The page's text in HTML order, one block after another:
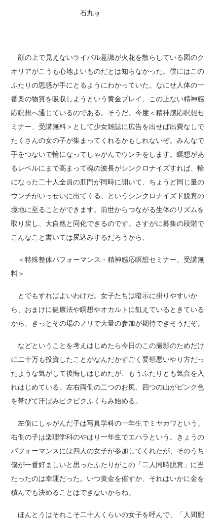
石丸 φ
顔の上で見えないライバル意識が火花を散らしている図のク
オリアがこうも心地よいものだとは知らなかった。僕にはこの
ふたりの思惑が手にとるようにわかっていた。なにせ人体の一
番奥の物質を吸収しようという黄金プレイ、この上ない精神感
応瞑想へ通じているのである。そうだ。今度＜精神感応瞑想セ
ミナー、受講無料＞として少女雑誌に広告を出せば出費なしで
たくさんの女の子が集まってくれるかもしれないぞ。みんなで
手をつないで輪になってしゃがんでウンチをします。瞑想があ
るレベルにまで高まって魂の波長がシンクロナイズすれば、輪
になった二十人全員の肛門が同時に開いて、ちょうど同じ量の
ウンチがいっせいに出てくる、というシンクロナイズド脱糞の
境地に至ることができます。前世からつながる生体のリズムを
取り戻し、大自然と同化できるのです。さすがに募集の段階で
こんなこと書いては尻込みするだろうから、
＜特殊整体パフォーマンス・精神感応瞑想セミナー、受講無
料＞
とでもすればよいわけだ。女子たちは暗示に掛りやすいか
ら、おまけに健康法や瞑想やオカルトに飢えているときている
から、きっとその場のノリで大量の参加が期待できそうだぞ。
などということを考えはじめたら今日のこの撮影のためだけ
に二十万も投資したことがなんだかすごく要領悪いやり方だっ
たような気がして後悔しはじめたが、もうふたりとも気合を入
れはじめている。左右両側の二つのお尻、四つの山がピンク色
を帯びて汗ばみピクピクふくらみ始める。
左側にしゃがんだ子は写真学科の一年生でミヤカワという。
右側の子は楽理学科のやはり一年生でエハラという。きょうの
パフォーマンスには四人の女子が参加してくれたが、そのうち
僕が一番好ましいと思ったふたりがこの「二人同時脱糞」に当
たったのは幸運だった。いつ黄金を催すか、それはいかに金を
積んでも決めることはできないからね。
ほんとうはそれこそ二十人くらいの女子を呼んで、「人間肥